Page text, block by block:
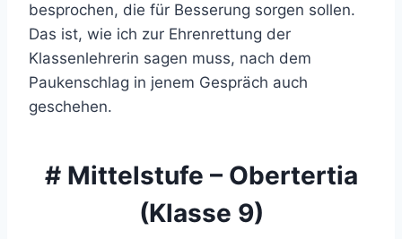
besprochen, die für Besserung sorgen sollen.
Das ist, wie ich zur Ehrenrettung der
Klassenlehrerin sagen muss, nach dem
Paukenschlag in jenem Gespräch auch
geschehen.
# Mittelstufe – Obertertia
(Klasse 9)